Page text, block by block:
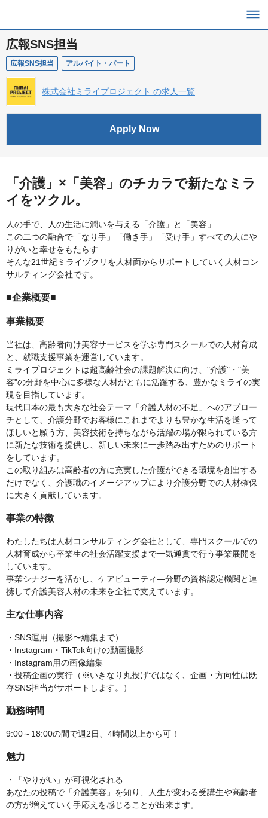
広報SNS担当
広報SNS担当 アルバイト・パート
株式会社ミライプロジェクト の求人一覧
Apply Now
「介護」×「美容」のチカラで新たなミラ
イをツクル。
人の手で、人の生活に潤いを与える「介護」と「美容」
この二つの融合で「なり手」「働き手」「受け手」すべての人にや
りがいと幸せをもたらす
そんな21世紀ミライヅクリを人材面からサポートしていく人材コン
サルティング会社です。
■企業概要■
事業概要
当社は、高齢者向け美容サービスを学ぶ専門スクールでの人材育成
と、就職支援事業を運営しています。
ミライプロジェクトは超高齢社会の課題解決に向け、"介護"・"美
容"の分野を中心に多様な人材がともに活躍する、豊かなミライの実
現を目指しています。
現代日本の最も大きな社会テーマ「介護人材の不足」へのアプロー
チとして、介護分野でお客様にこれまでよりも豊かな生活を送って
ほしいと願う方、美容技術を持ちながら活躍の場が限られている方
に新たな技術を提供し、新しい未来に一歩踏み出すためのサポート
をしています。
この取り組みは高齢者の方に充実した介護ができる環境を創出する
だけでなく、介護職のイメージアップにより介護分野での人材確保
に大きく貢献しています。
事業の特徴
わたしたちは人材コンサルティング会社として、専門スクールでの
人材育成から卒業生の社会活躍支援まで一気通貫で行う事業展開を
しています。
事業シナジーを活かし、ケアビューティ―分野の資格認定機関と連
携して介護美容人材の未来を全社で支えています。
主な仕事内容
・SNS運用（撮影〜編集まで）
・Instagram・TikTok向けの動画撮影
・Instagram用の画像編集
・投稿企画の実行（※いきなり丸投げではなく、企画・方向性は既
存SNS担当がサポートします。）
勤務時間
9:00～18:00の間で週2日、4時間以上から可！
魅力
・「やりがい」が可視化される
あなたの投稿で「介護美容」を知り、人生が変わる受講生や高齢者
の方が増えていく手応えを感じることが出来ます。